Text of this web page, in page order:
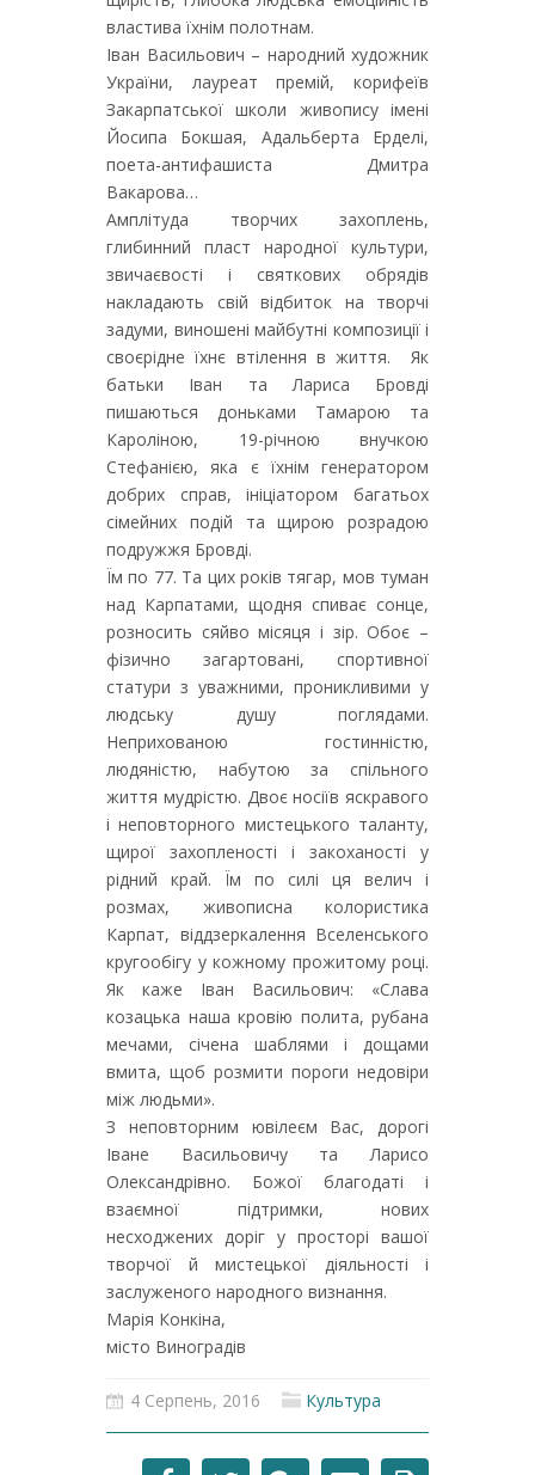
властива їхнім полотнам.
Іван Васильович – народний художник
України, лауреат премій, корифеїв
Закарпатської школи живопису імені
Йосипа Бокшая, Адальберта Ерделі,
поета-антифашиста Дмитра
Вакарова…
Амплітуда творчих захоплень,
глибинний пласт народної культури,
звичаєвості і святкових обрядів
накладають свій відбиток на творчі
задуми, виношені майбутні композиції і
своєрідне їхнє втілення в життя. Як
батьки Іван та Лариса Бровді
пишаються доньками Тамарою та
Кароліною, 19-річною внучкою
Стефанією, яка є їхнім генератором
добрих справ, ініціатором багатьох
сімейних подій та щирою розрадою
подружжя Бровді.
Їм по 77. Та цих років тягар, мов туман
над Карпатами, щодня спиває сонце,
розносить сяйво місяця і зір. Обоє –
фізично загартовані, спортивної
статури з уважними, проникливими у
людську душу поглядами.
Неприхованою гостинністю,
людяністю, набутою за спільного
життя мудрістю. Двоє носіїв яскравого
і неповторного мистецького таланту,
щирої захопленості і закоханості у
рідний край. Їм по силі ця велич і
розмах, живописна колористика
Карпат, віддзеркалення Вселенського
кругообігу у кожному прожитому році.
Як каже Іван Васильович: «Слава
козацька наша кровію полита, рубана
мечами, січена шаблями і дощами
вмита, щоб розмити пороги недовіри
між людьми».
З неповторним ювілеєм Вас, дорогі
Іване Васильовичу та Ларисо
Олександрівно. Божої благодаті і
взаємної підтримки, нових
несходжених доріг у просторі вашої
творчої й мистецької діяльності і
заслуженого народного визнання.
Марія Конкіна,
місто Виноградів
4 Серпень, 2016 Культура